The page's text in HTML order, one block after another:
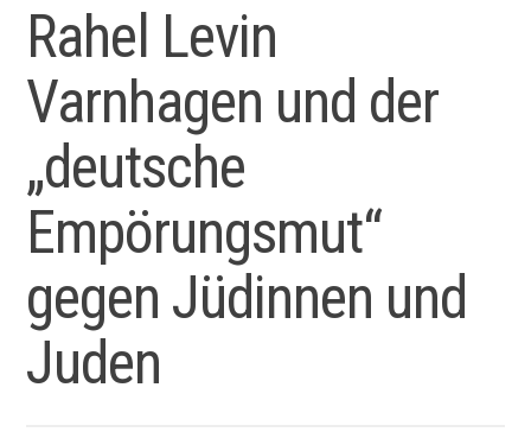
Rahel Levin
Varnhagen und der
„deutsche
Empörungsmut“
gegen Jüdinnen und
Juden